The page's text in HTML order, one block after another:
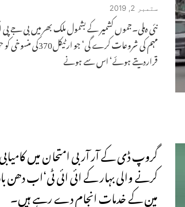
ستمبر 2, 2019
نئی دہلی۔جموں کشمیر کے بشمول ملک بھر میں بی جے
مہم کی شروعات کرے گی‘ جو
قراردیتے ہوئے‘ اس سے ہونے
گروپ ڈی کے آر آر بی امتحان میں
کرنے والی بہار کے ائی ائی ٹی‘اب دھن
مین کے خدمات انجام دے رہے ہیں۔